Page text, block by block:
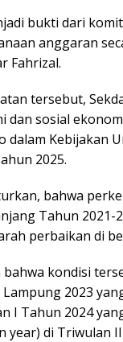
bukti dari
anggaran
Fahrizal.
tersebut,
dan sosial
dalam Kebijakan
2025.
bahwa
Tahun
perbaikan di
bahwa kondisi
2023
I Tahun 2024
year) di Triwulan